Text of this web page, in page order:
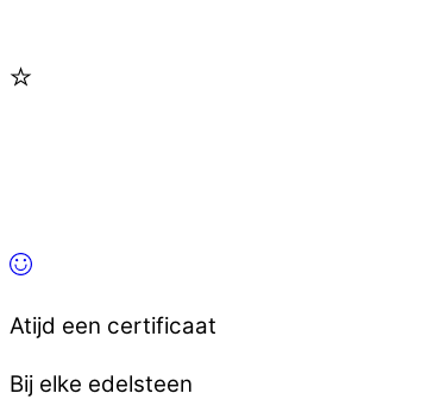
Atijd een certificaat
Bij elke edelsteen